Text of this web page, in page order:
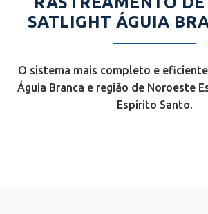
SATLIGHT ÁGUIA
O sistema mais completo e
Águia Branca e região de Noroeste
Espírito Santo.